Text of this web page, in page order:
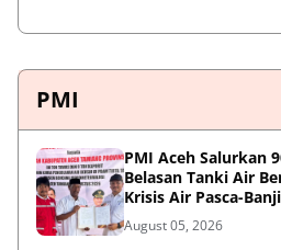
PMI
PMI Aceh Salurkan
Belasan Tanki Air
Krisis Air Pasca-
August 05, 2026